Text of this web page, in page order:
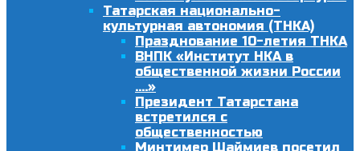
Татарская национально-
культурная автономия (ТНКА)
Празднование 10-летия ТНКА
ВНПК «Институт НКА в
общественной жизни России
….»
Президент Татарстана
встретился с
общественностью
Минтимер Шаймиев посетил